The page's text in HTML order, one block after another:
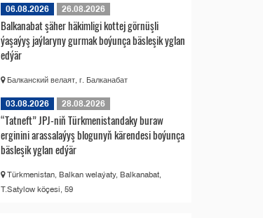
06.08.2026 26.08.2026
Balkanabat şäher häkimligi kottej görnüşli
ýaşaýyş jaýlaryny gurmak boýunça bäsleşik yglan
edýär
Балканский велаят, г. Балканабат
03.08.2026 28.08.2026
“Tatneft” JPJ-niň Türkmenistandaky buraw
erginini arassalaýyş blogunyň kärendesi boýunça
bäsleşik yglan edýär
Türkmenistan, Balkan welaýaty, Balkanabat,
T.Satylow köçesi, 59